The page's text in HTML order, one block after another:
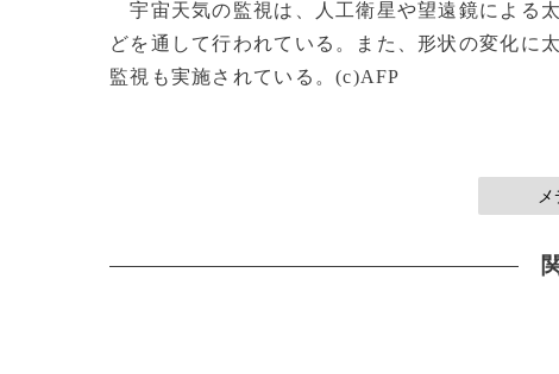
宇宙天気の監視は、人工衛星や望遠鏡による
どを通して行われている。また、形状の変化に
監視も実施されている。(c)AFP